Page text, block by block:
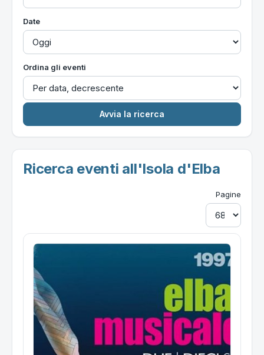
Date
Ordina gli eventi
Ricerca eventi all'Isola d'Elba
Pagine